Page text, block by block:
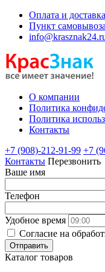
Оплата и доставка
Пункт самовывоза
О компании
Политика
Политика
Контакты
+7 (908)-212-91-99 +7
Контакты Перезвонить
Ваше имя
Телефон
Удобное время
Согласие на
Отправить
Каталог товаров